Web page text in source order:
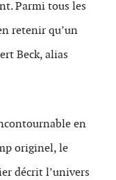
Parmi tous les
retenir qu’un
Beck, alias
en
originel, le
décrit l’univers